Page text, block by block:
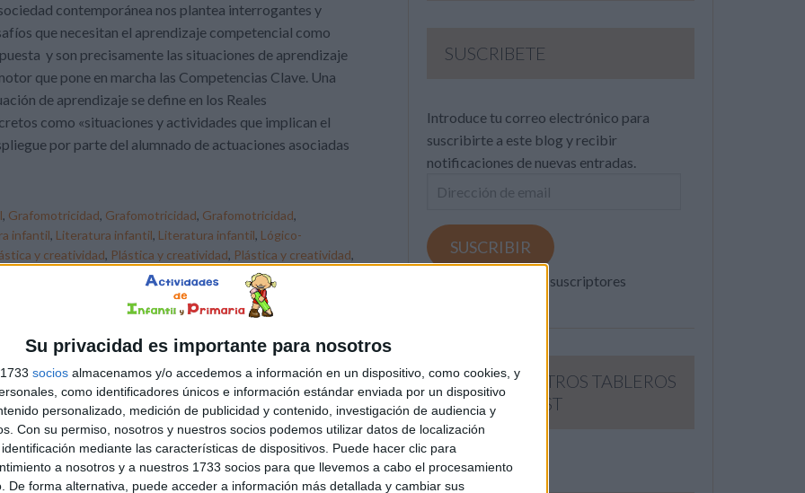
Su privacidad es importante para nosotros
socios almacenamos y/o accedemos a información en un dispositivo, como cookies, y
como identificadores únicos e información estándar enviada por un dispositivo
personalizado, medición de publicidad y contenido, investigación de audiencia y
Con su permiso, nosotros y nuestros socios podemos utilizar datos de localización
mediante las características de dispositivos. Puede hacer clic para
a nosotros y a nuestros 1733 socios para que llevemos a cabo el procesamiento
De forma alternativa, puede acceder a información más detallada y cambiar sus
contemporánea nos plantea interrogantes y
que necesitan el aprendizaje competencial como
y son precisamente las situaciones de aprendizaje
que pone en marcha las Competencias Clave. Una
de aprendizaje se define en los Reales
como «situaciones y actividades que implican el
por parte del alumnado de actuaciones asociadas
, Grafomotricidad, Grafomotricidad, Grafomotricidad,
infantil, Literatura infantil, Literatura infantil, Lógico-
y creatividad, Plástica y creatividad, Plástica y creatividad,
actividades
adaptación
arte educación,aula autonomía escolar
currículum integrado,desarrollo
inclusiva,educación rural, educación sexual educación
,enseñanza,enseñanza lúdica,enseñanza personalizada,
formativa,exploración,fomento lectura ,formación docente,
,inclusión,Individualización,Infantil,instrucción,juegos,
estudiantil,pedagogía,planificación,plantilla, plantilla
,RECURSOS,recursos didácticos ,reforma educativa,
educativa
SUSCRIBETE
Introduce tu correo electrónico para
suscribirte a este blog y recibir
notificaciones de nuevas entradas.
Dirección
email
SUSCRIBIR
Únete a otros 371K suscriptores
SIGUE NUESTROS TABLEROS
EN PINTEREST